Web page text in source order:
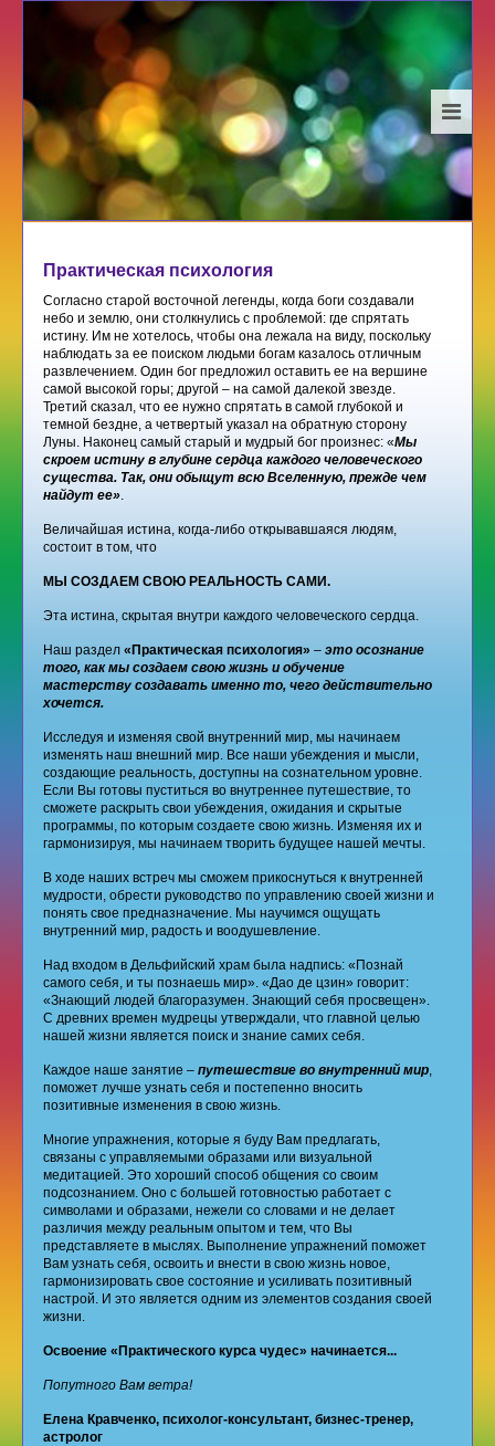
Практическая психология
Согласно старой восточной легенды, когда боги создавали
небо и землю, они столкнулись с проблемой: где спрятать
истину. Им не хотелось, чтобы она лежала на виду, поскольку
наблюдать за ее поиском людьми богам казалось отличным
развлечением. Один бог предложил оставить ее на вершине
самой высокой горы; другой – на самой далекой звезде.
Третий сказал, что ее нужно спрятать в самой глубокой и
темной бездне, а четвертый указал на обратную сторону
Луны. Наконец самый старый и мудрый бог произнес: «Мы
скроем истину в глубине сердца каждого человеческого
существа. Так, они обыщут всю Вселенную, прежде чем
найдут ее».
Величайшая истина, когда-либо открывавшаяся людям,
состоит в том, что
МЫ СОЗДАЕМ СВОЮ РЕАЛЬНОСТЬ САМИ.
Эта истина, скрытая внутри каждого человеческого сердца.
Наш раздел «Практическая психология» – это осознание
того, как мы создаем свою жизнь и обучение
мастерству создавать именно то, чего действительно
хочется.
Исследуя и изменяя свой внутренний мир, мы начинаем
изменять наш внешний мир. Все наши убеждения и мысли,
создающие реальность, доступны на сознательном уровне.
Если Вы готовы пуститься во внутреннее путешествие, то
сможете раскрыть свои убеждения, ожидания и скрытые
программы, по которым создаете свою жизнь. Изменяя их и
гармонизируя, мы начинаем творить будущее нашей мечты.
В ходе наших встреч мы сможем прикоснуться к внутренней
мудрости, обрести руководство по управлению своей жизни и
понять свое предназначение. Мы научимся ощущать
внутренний мир, радость и воодушевление.
Над входом в Дельфийский храм была надпись: «Познай
самого себя, и ты познаешь мир». «Дао де цзин» говорит:
«Знающий людей благоразумен. Знающий себя просвещен».
С древних времен мудрецы утверждали, что главной целью
нашей жизни является поиск и знание самих себя.
Каждое наше занятие – путешествие во внутренний мир,
поможет лучше узнать себя и постепенно вносить
позитивные изменения в свою жизнь.
Многие упражнения, которые я буду Вам предлагать,
связаны с управляемыми образами или визуальной
медитацией. Это хороший способ общения со своим
подсознанием. Оно с большей готовностью работает с
символами и образами, нежели со словами и не делает
различия между реальным опытом и тем, что Вы
представляете в мыслях. Выполнение упражнений поможет
Вам узнать себя, освоить и внести в свою жизнь новое,
гармонизировать свое состояние и усиливать позитивный
настрой. И это является одним из элементов создания своей
жизни.
Освоение «Практического курса чудес» начинается...
Попутного Вам ветра!
Елена Кравченко, психолог-консультант, бизнес-тренер,
астролог